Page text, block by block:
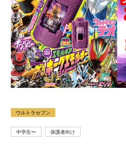
ウルトラセブン
中学生〜 保護者向け